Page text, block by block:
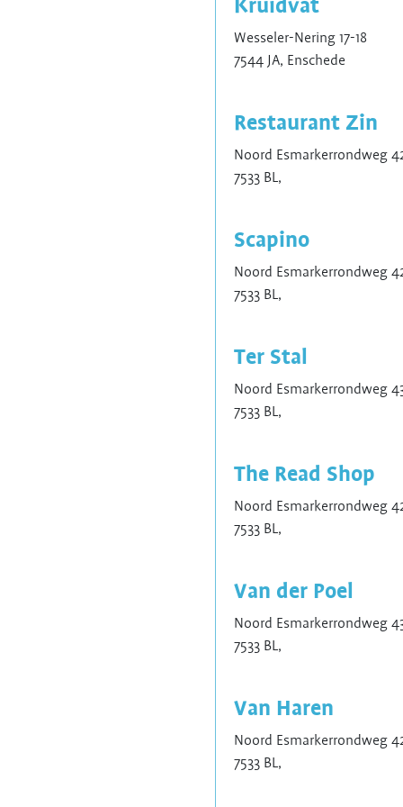
Kruidvat
Wesseler-Nering 17-18
7544 JA, Enschede
Restaurant Zin
Noord Esmarkerrondweg
7533 BL,
Scapino
Noord Esmarkerrondweg
7533 BL,
Ter Stal
Noord Esmarkerrondweg
7533 BL,
The Read Shop
Noord Esmarkerrondweg
7533 BL,
Van der Poel
Noord Esmarkerrondweg
7533 BL,
Van Haren
Noord Esmarkerrondweg
7533 BL,